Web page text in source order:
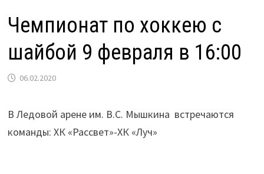
Чемпионат по хоккею с
шайбой 9 февраля в 16:00
06.02.2020
В Ледовой арене им. В.С. Мышкина встречаются
команды: ХК «Рассвет»-ХК «Луч»